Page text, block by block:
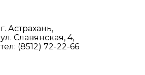
г. Астрахань,
ул. Славянская, 4,
тел: (8512) 72-22-66